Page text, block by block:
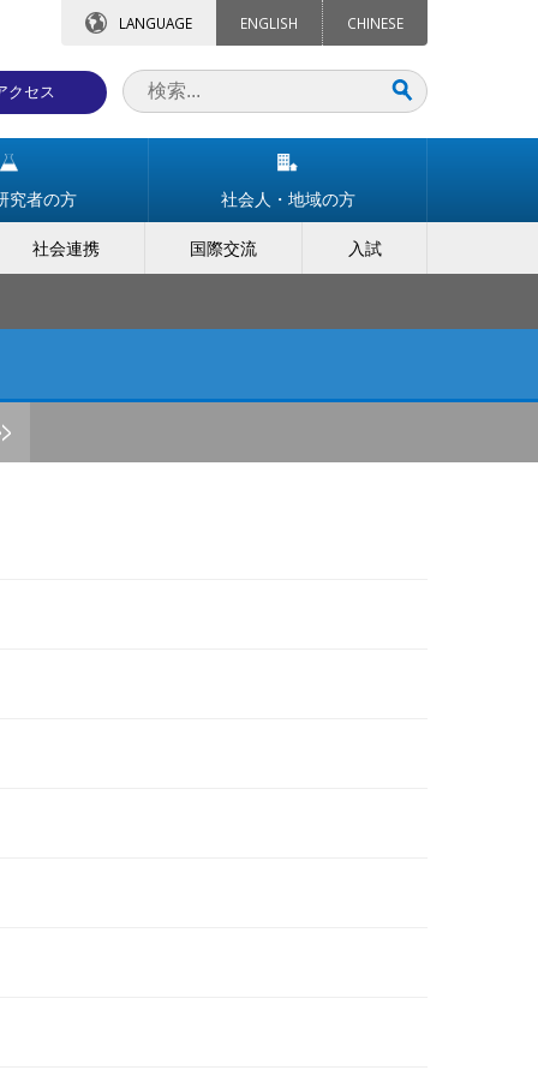
LANGUAGE ENGLISH CHINESE
クセス
究者の方 社会人・地域の方
社会連携 国際交流 入試